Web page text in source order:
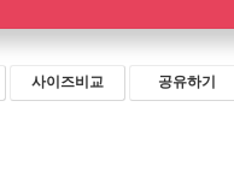
사이즈비교 공유하기